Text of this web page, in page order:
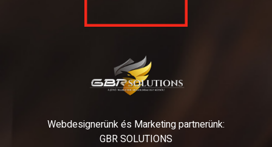
Webdesignerünk és Marketing partnerünk:
GBR SOLUTIONS